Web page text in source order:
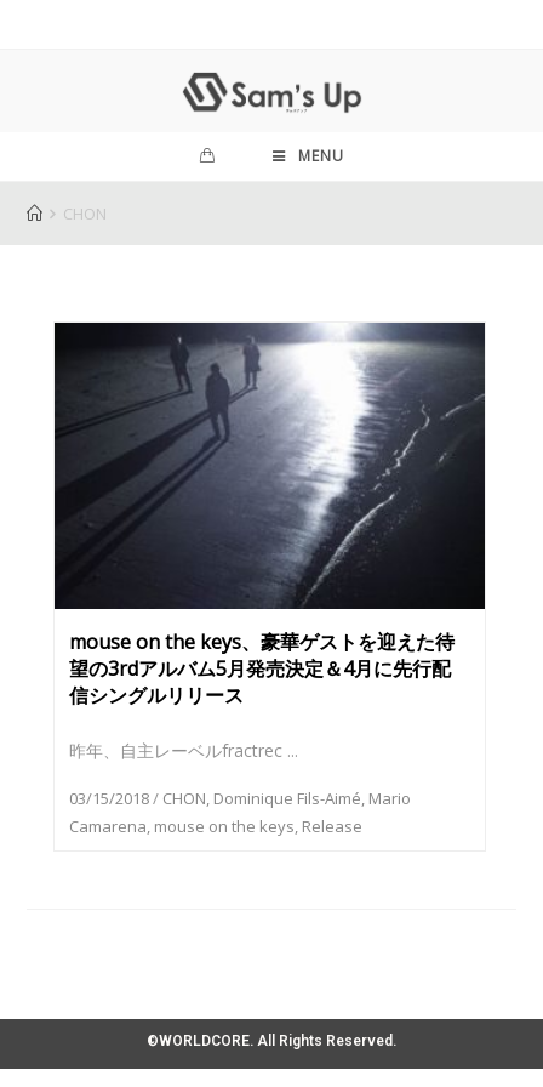
MENU
CHON
mouse on the keys、豪華ゲストを迎えた待
望の3rdアルバム5月発売決定＆4月に先行配
信シングルリリース
昨年、自主レーベルfractrec ...
03/15/2018/ CHON, Dominique Fils-Aimé, Mario
Camarena, mouse on the keys, Release
©WORLDCORE. All Rights Reserved.